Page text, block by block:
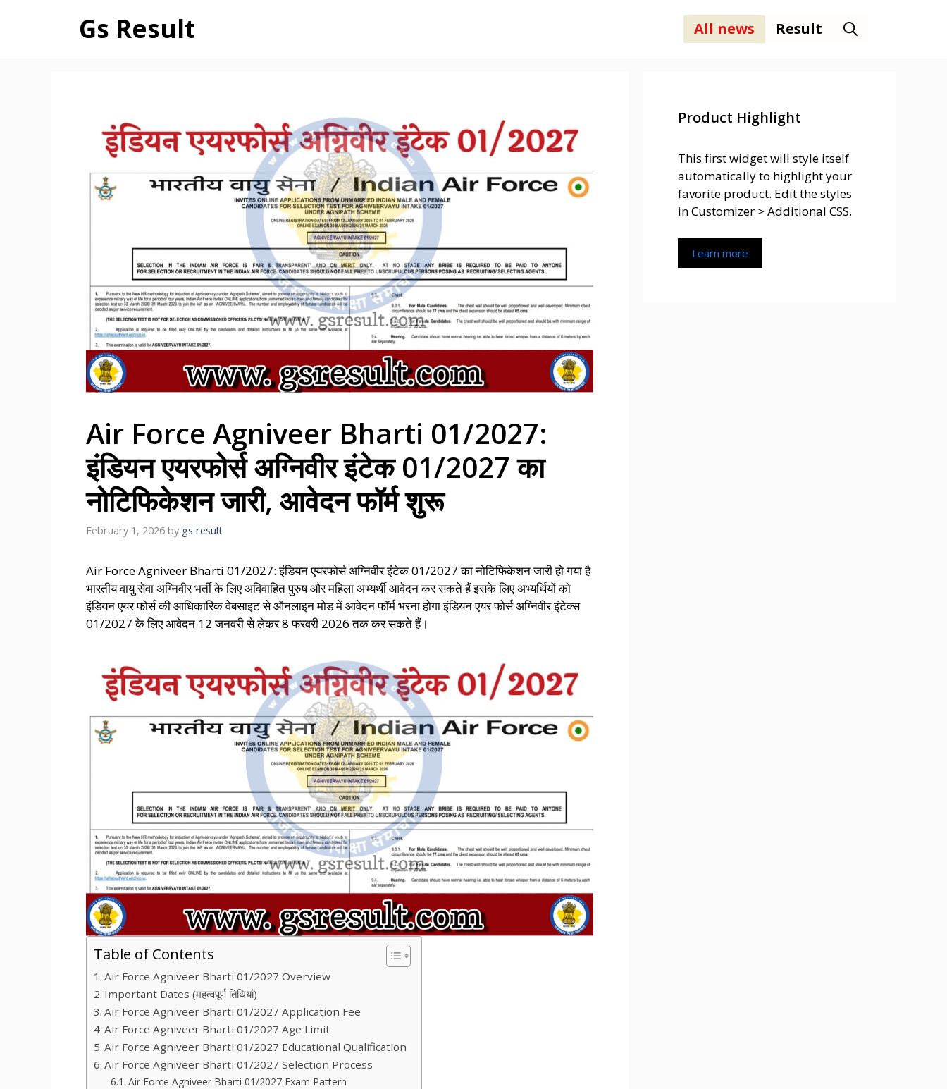
Gs Result All news Result
Air Force Agniveer Bharti 01/2027:
इंडियन एयरफोर्स अग्निवीर इंटेक 01/2027 का
नोटिफिकेशन जारी, आवेदन फॉर्म शुरू
February 1, 2026 by gs result
Air Force Agniveer Bharti 01/2027: इंडियन एयरफोर्स अग्निवीर इंटेक 01/2027 का नोटिफिकेशन जारी हो गया है
भारतीय वायु सेवा अग्निवीर भर्ती के लिए अविवाहित पुरुष और महिला अभ्यर्थी आवेदन कर सकते हैं इसके लिए अभ्यर्थियों को
इंडियन एयर फोर्स की आधिकारिक वेबसाइट से ऑनलाइन मोड में आवेदन फॉर्म भरना होगा इंडियन एयर फोर्स अग्निवीर इंटेक्स
01/2027 के लिए आवेदन 12 जनवरी से लेकर 8 फरवरी 2026 तक कर सकते हैं।
Table of Contents
Air Force Agniveer Bharti 01/2027 Overview
Important Dates (महत्वपूर्ण तिथियां)
Air Force Agniveer Bharti 01/2027 Application Fee
Air Force Agniveer Bharti 01/2027 Age Limit
Air Force Agniveer Bharti 01/2027 Educational Qualification
Air Force Agniveer Bharti 01/2027 Selection Process
Air Force Agniveer Bharti 01/2027 Exam Pattern
Product Highlight
This first widget will style itself
automatically to highlight your
favorite product. Edit the styles
in Customizer > Additional CSS.
Learn more